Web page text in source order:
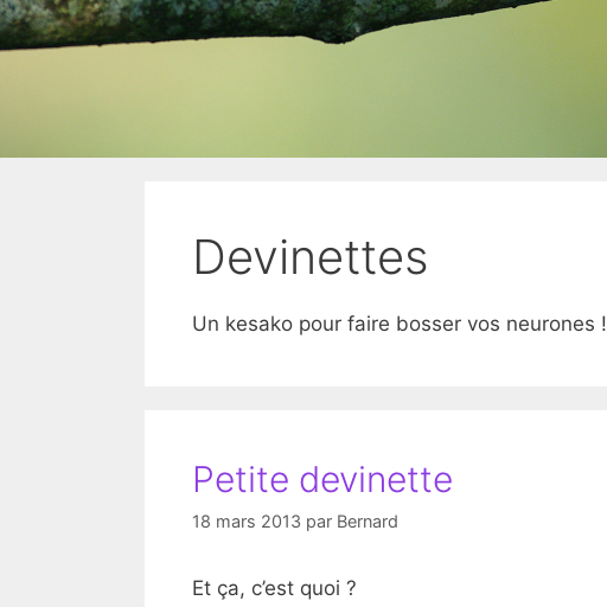
Devinettes
Un kesako pour faire bosser vos neurones !
Petite devinette
18 mars 2013 par Bernard
Et ça, c’est quoi ?